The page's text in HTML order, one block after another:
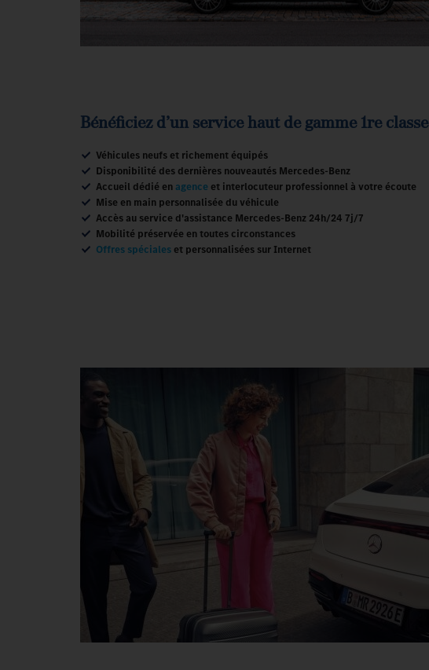
Bénéficiez d’un service haut de gamme 1re classe
Véhicules neufs et richement équipés
Disponibilité des dernières nouveautés Mercedes-Benz
Accueil dédié en agence et interlocuteur professionnel à votre écoute
Mise en main personnalisée du véhicule
Accès au service d'assistance Mercedes-Benz 24h/24 7j/7
Mobilité préservée en toutes circonstances
Offres spéciales et personnalisées sur Internet